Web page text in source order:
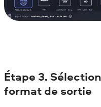
Étape 3.
format de sortie